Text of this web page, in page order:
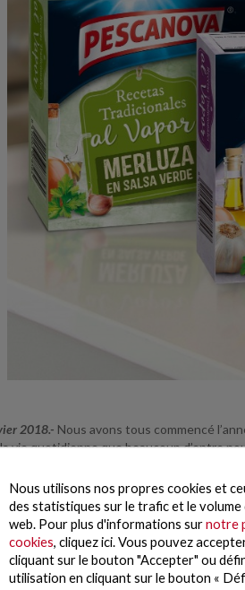
2018.- Nous avons tous commencé
vie quotidienne que beaucoup d’entre
Pescanova lance sa nouvelle gamme de
plus de poisson dans le cadre d’une
ou simplement qui n’ont pas envie de
Pescanova rend plus facile la
5 minutes au micro-ondes et d’une
la vapeur met en évidence les propriétés
Nous utilisons nos propres cookies et
des statistiques sur le trafic et le
web. Pour plus d'informations surnotre
cookies, cliquez ici. Vous pouvez
cliquant sur le bouton "Accepter" ou
utilisation en cliquant sur le bouton «